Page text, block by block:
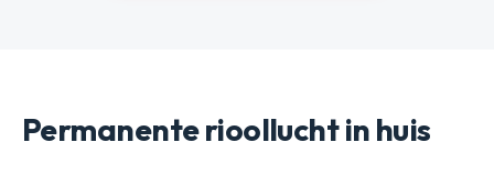
Permanente rioollucht in huis